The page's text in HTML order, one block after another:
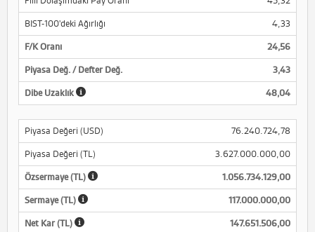
BIST-100'deki Ağırlığı 4,33
F/K Oranı 24,56
Piyasa Değ. / Defter Değ. 3,43
Dibe Uzaklık 48,04
Piyasa Değeri (USD) 76.240.724,78
Piyasa Değeri (TL) 3.627.000.000,00
Özsermaye (TL) 1.056.734.129,00
Sermaye (TL) 117.000.000,00
Net Kar (TL) 147.651.506,00